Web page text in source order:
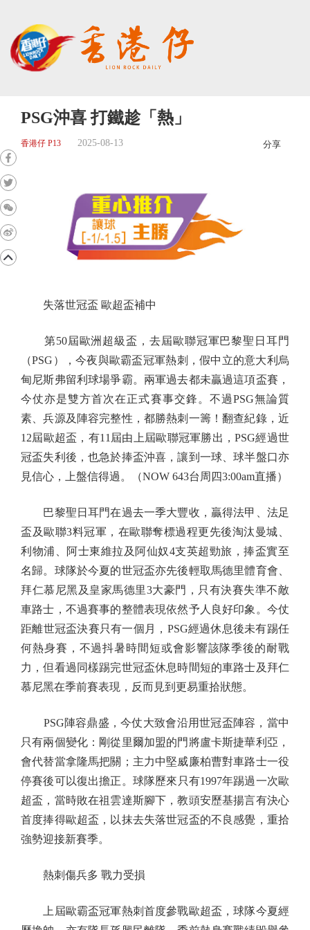
PSG沖喜 打鐵趁「熱」
香港仔 P13 2025-08-13 分享
失落世冠盃 歐超盃補中
第50屆歐洲超級盃，去屆歐聯冠軍巴黎聖日耳門
（PSG），今夜與歐霸盃冠軍熱刺，假中立的意大利烏
甸尼斯弗留利球場爭霸。兩軍過去都未贏過這項盃賽，
今仗亦是雙方首次在正式賽事交鋒。不過PSG無論質
素、兵源及陣容完整性，都勝熱刺一籌！翻查紀錄，近
12屆歐超盃，有11屆由上屆歐聯冠軍勝出，PSG經過世
冠盃失利後，也急於捧盃沖喜，讓到一球、球半盤口亦
見信心，上盤信得過。（NOW 643台周四3:00am直播）
巴黎聖日耳門在過去一季大豐收，贏得法甲、法足
盃及歐聯3料冠軍，在歐聯奪標過程更先後淘汰曼城、
利物浦、阿士東維拉及阿仙奴4支英超勁旅，捧盃實至
名歸。球隊於今夏的世冠盃亦先後輕取馬德里體育會、
拜仁慕尼黑及皇家馬德里3大豪門，只有決賽失準不敵
車路士，不過賽事的整體表現依然予人良好印象。今仗
距離世冠盃決賽只有一個月，PSG經過休息後未有踢任
何熱身賽，不過抖暑時間短或會影響該隊季後的耐戰
力，但看過同樣踢完世冠盃休息時間短的車路士及拜仁
慕尼黑在季前賽表現，反而見到更易重拾狀態。
PSG陣容鼎盛，今仗大致會沿用世冠盃陣容，當中
只有兩個變化：剛從里爾加盟的門將盧卡斯捷華利亞，
會代替當拿隆馬把關；主力中堅威廉柏曹對車路士一役
停賽後可以復出擔正。球隊歷來只有1997年踢過一次歐
超盃，當時敗在祖雲達斯腳下，教頭安歷基揚言有決心
首度捧得歐超盃，以抹去失落世冠盃的不良感覺，重拾
強勢迎接新賽季。
熱刺傷兵多 戰力受損
上屆歐霸盃冠軍熱刺首度參戰歐超盃，球隊今夏經